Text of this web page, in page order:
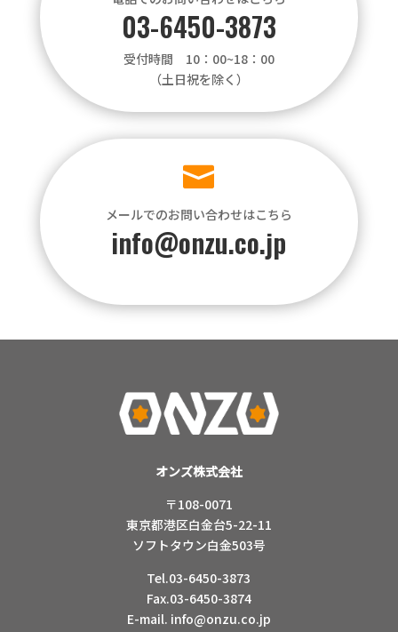
03-6450-3873
受付時間 10：00~18：00
（土日祝を除く）

メールでのお問い合わせはこちら
info@onzu.co.jp
オンズ株式会社
〒108-0071
東京都港区白金台5-22-11
ソフトタウン白金503号
Tel.03-6450-3873
Fax.03-6450-3874
E-mail. info@onzu.co.jp